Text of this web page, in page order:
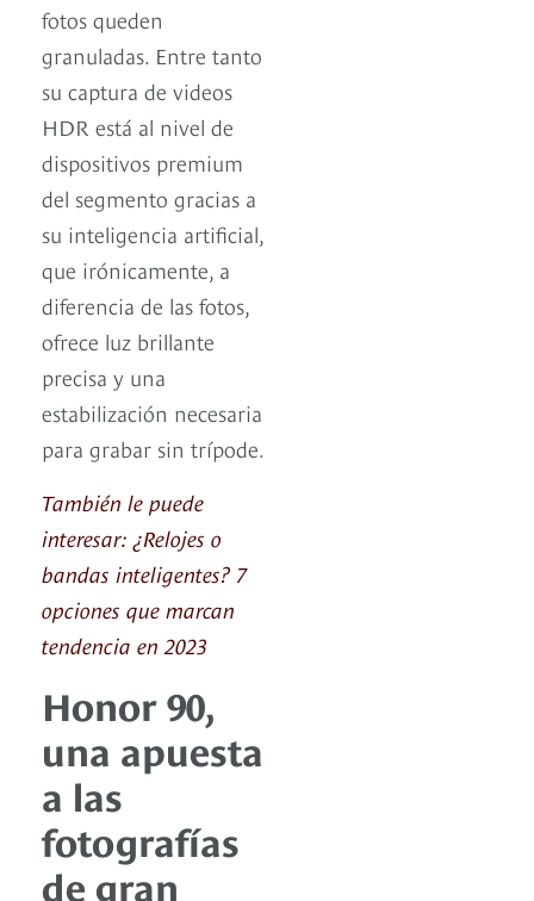
fotos queden
granuladas. Entre tanto
su captura de videos
HDR está al nivel de
dispositivos premium
del segmento gracias a
su inteligencia artificial,
que irónicamente, a
diferencia de las fotos,
ofrece luz brillante
precisa y una
estabilización necesaria
para grabar sin trípode.
También le puede
interesar: ¿Relojes o
bandas inteligentes? 7
opciones que marcan
tendencia en 2023
Honor 90,
una apuesta
a las
fotografías
de gran